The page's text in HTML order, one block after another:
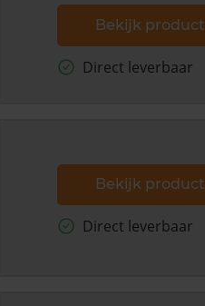
Bekijk product
Direct leverbaar
Bekijk product
Direct leverbaar